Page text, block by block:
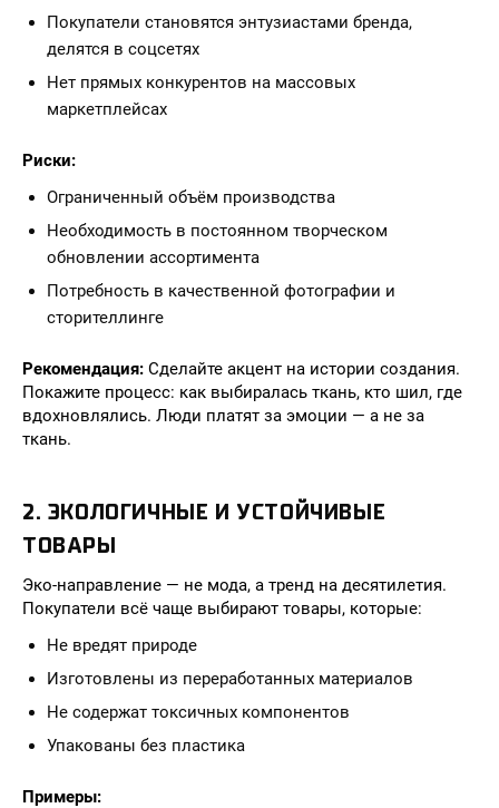
Покупатели становятся энтузиастами бренда,
делятся в соцсетях
Нет прямых конкурентов на массовых
маркетплейсах
Риски:
Ограниченный объём производства
Необходимость в постоянном творческом
обновлении ассортимента
Потребность в качественной фотографии и
сторителлинге
Рекомендация: Сделайте акцент на истории создания.
Покажите процесс: как выбиралась ткань, кто шил, где
вдохновлялись. Люди платят за эмоции — а не за
ткань.
2. ЭКОЛОГИЧНЫЕ И УСТОЙЧИВЫЕ
ТОВАРЫ
Эко-направление — не мода, а тренд на десятилетия.
Покупатели всё чаще выбирают товары, которые:
Не вредят природе
Изготовлены из переработанных материалов
Не содержат токсичных компонентов
Упакованы без пластика
Примеры: